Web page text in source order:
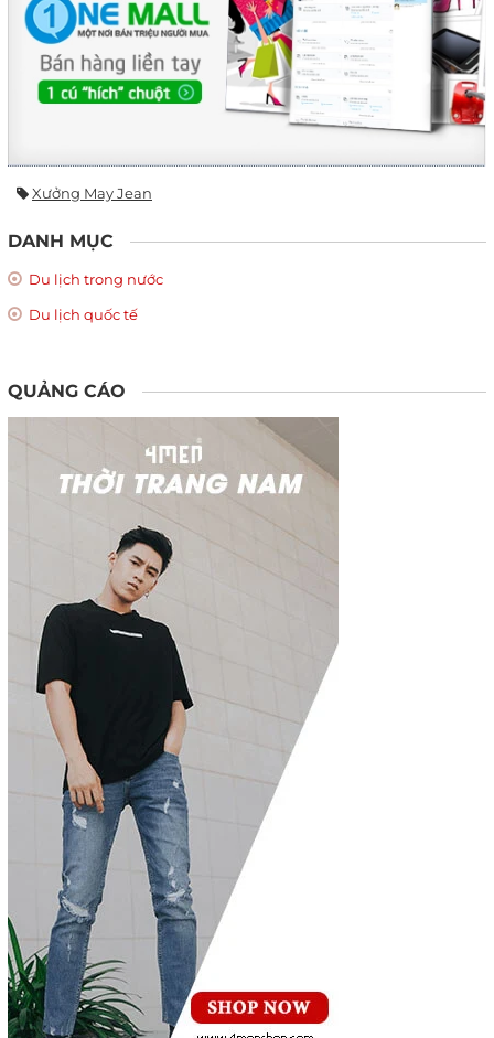
Xưởng May Jean
DANH MỤC
Du lịch trong nước
Du lịch quốc tế
QUẢNG CÁO